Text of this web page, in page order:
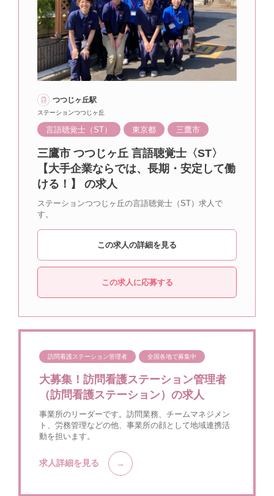
つつじヶ丘駅
ステーションつつじヶ丘
言語聴覚士（ST） 東京都 三鷹市
三鷹市 つつじヶ丘 言語聴覚士〈ST〉
【大手企業ならでは、長期・安定して働
ける！】 の求人
ステーションつつじヶ丘の言語聴覚士（ST）求人で
す。
この求人の詳細を見る
この求人に応募する
訪問看護ステーション管理者 全国各地で募集中
大募集！訪問看護ステーション管理者
（訪問看護ステーション）の求人
事業所のリーダーです。訪問業務、チームマネジメン
ト、労務管理などの他、事業所の顔として地域連携活
動を担います。
求人詳細を見る